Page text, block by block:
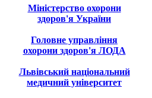
Міністерство охорони
здоров'я України
Головне управління
охорони здоров'я ЛОДА
Львівський національний
медичний університет